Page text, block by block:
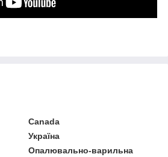
Canada
Україна
Опалювально-варильна